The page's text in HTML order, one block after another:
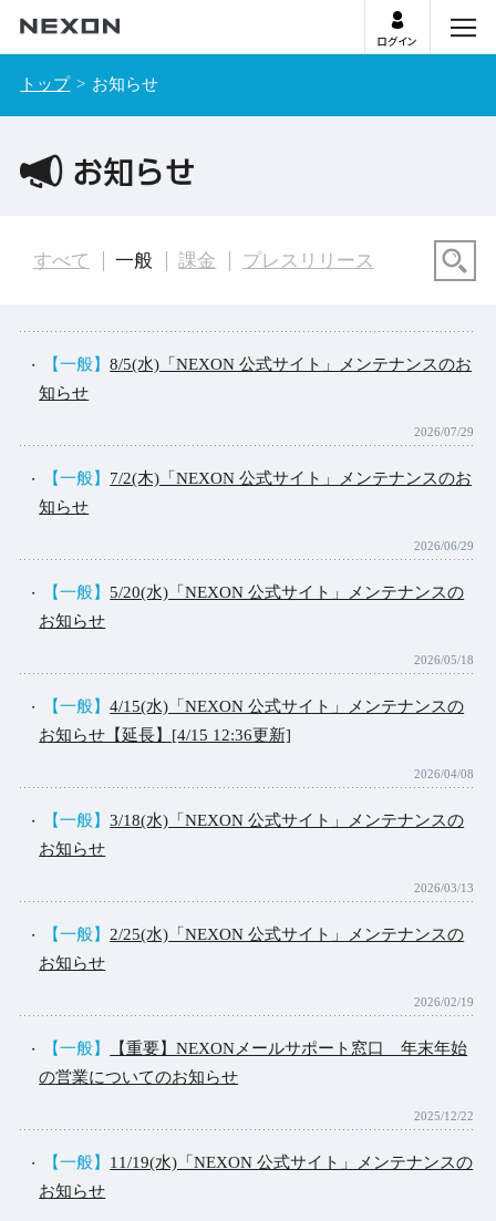
ログイン
トップ お知らせ
すべて 一般 課金 プレスリリース
【一般】8/5(水)「NEXON 公式サイト」メンテナンスのお
知らせ
2026/07/29
【一般】 7/2(木)「NEXON 公式サイト」メンテナンスのお
知らせ
2026/06/29
【一般】 5/20(水)「NEXON 公式サイト」メンテナンスの
お知らせ
2026/05/18
【一般】4/15(水)「NEXON 公式サイト」メンテナンスの
お知らせ【延長】[4/15 12:36更新]
2026/04/08
【一般】3/18(水)「NEXON 公式サイト」メンテナンスの
お知らせ
2026/03/13
【一般】 2/25(水)「NEXON 公式サイト」メンテナンスの
お知らせ
2026/02/19
【一般】
【重要】NEXONメールサポート窓口 年末年始
の営業についてのお知らせ
2025/12/22
【一般】 11/19(水)「NEXON 公式サイト」メンテナンスの
お知らせ